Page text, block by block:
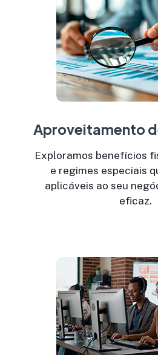
Aproveitamento
Exploramos benefícios
e regimes especiais
aplicáveis ao seu
eficaz.